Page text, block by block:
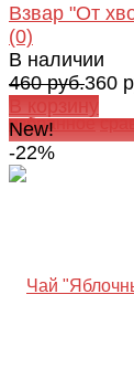
избранное
Взвар "От
(0)
В наличии
460 руб.360
В корзину
New!
-22%